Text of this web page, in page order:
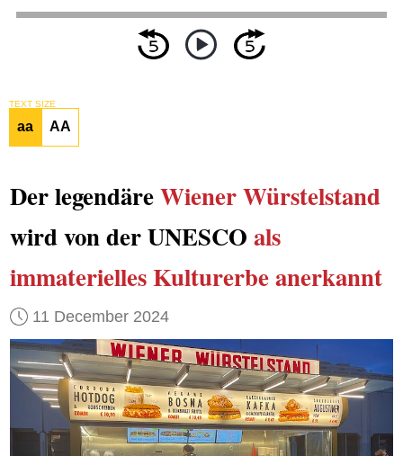
TEXT SIZE
aa AA
Der legendäreWiener Würstelstand
wird von der UNESCO als
immaterielles Kulturerbeanerkannt
11 December 2024